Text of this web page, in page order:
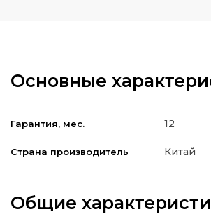
Основные
Гарантия, мес. 12
Страна производитель Китай
Общие